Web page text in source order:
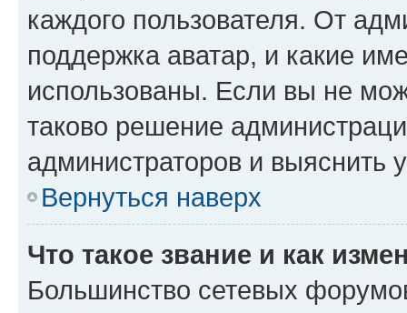
каждого пользователя. От
поддержка аватар, и какие
использованы. Если вы не
таково решение
администраторов и выяснить
Вернуться наверх
Что такое звание и как
Большинство сетевых